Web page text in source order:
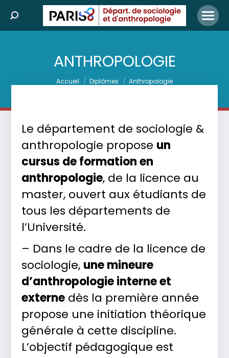
Search:
ANTHROPOLOGIE
Vous êtes ici :
Accueil Diplômes Anthropologie
Le département de sociologie &
anthropologie propose un
cursus de formation en
anthropologie, de la licence au
master, ouvert aux étudiants de
tous les départements de
l’Université.
– Dans le cadre de la licence de
sociologie, une mineure
d’anthropologie interne et
externe dès la première année
propose une initiation théorique
générale à cette discipline.
L’objectif pédagogique est